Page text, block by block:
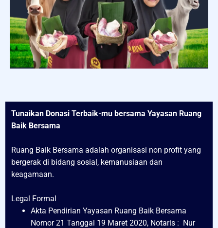
Tunaikan Donasi Terbaik-mu bersama Yayasan Ruang
Baik Bersama
Ruang Baik Bersama adalah organisasi non profit yang
bergerak di bidang sosial, kemanusiaan dan
keagamaan.
Legal Formal
Akta Pendirian Yayasan Ruang Baik Bersama
Nomor 21 Tanggal 19 Maret 2020, Notaris : Nur